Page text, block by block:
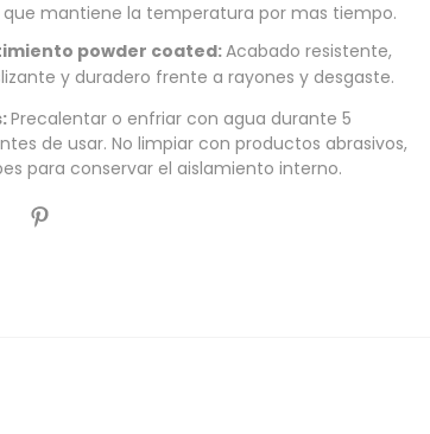
mantiene la temperatura por mas tiempo.
powder coated:Acabado resistente,
y duradero frente a rayones y desgaste.
Precalentar o enfriar con agua durante 5
de usar. No limpiar con productos abrasivos,
para conservar el aislamiento interno.